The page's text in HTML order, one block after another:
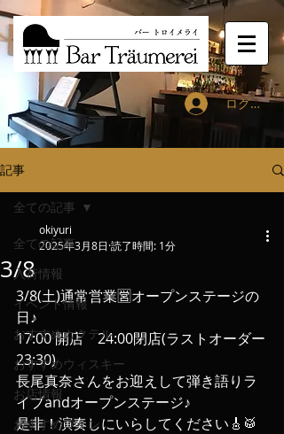
ログイン
記事
全ての記事
入荷情報
イベント情報
おすすめカクテル
おすすめウィスキー
お店情報
おすすめワイン
全ての記事
3/8
okiyuri
2025年3月8日 読了時間: 1分
3/8(土)通常営業🈺オープンステージの
日♪
17:00 開店　24:00閉店(ラストオーダー
23:30)
長尾真奈さんをお迎えして弾き語りラ
イブandオープンステージ♪
是非！演奏しにいらしてください🎸🥁